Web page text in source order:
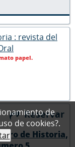
: revista del
papel.
Reservar
de Historia,
de
de cookies?.